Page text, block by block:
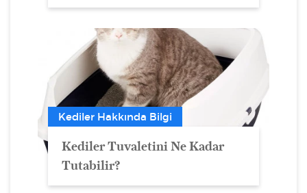
Kediler Hakkında Bilgi
Kediler Tuvaletini Ne Kadar
Tutabilir?